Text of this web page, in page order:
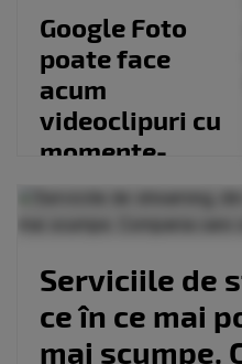
Instagram
Google Foto
poate face
acum
videoclipuri cu
momente-
cheie generate
Serviciile de
ce în ce mai
mai scumpe.